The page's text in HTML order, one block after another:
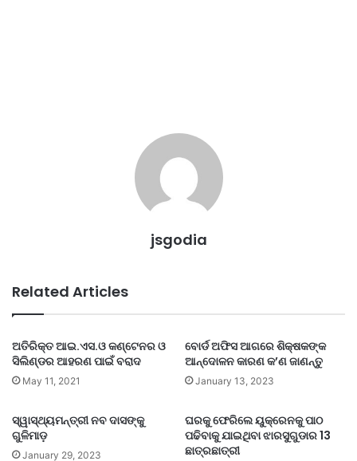
jsgodia
Related Articles
ଅତିରିକ୍ତ ଆଇ.ଏସ.ଓ କଣ୍ଟେନର ଓ
ସିଲିଣ୍ଡର ଆହରଣ ପାଇଁ ବରାଦ
May 11, 2021
ବୋର୍ଡ ଅଫିସ ଆଗରେ ଶିକ୍ଷକଙ୍କ
ଆନ୍ଦୋଳନ କାରଣ କ’ଣ ଜାଣନ୍ତୁ
January 13, 2023
ସ୍ୱାସ୍ଥ୍ୟମନ୍ତ୍ରୀ ନବ ଦାସଙ୍କୁ
ଗୁଳିମାଡ଼
January 29, 2023
ଘରକୁ ଫେରିଲେ ୟୁକ୍ରେନକୁ ପାଠ
ପଢିବାକୁ ଯାଇଥିବା ଝାରସୁଗୁଡାର 13
ଛାତ୍ରଛାତ୍ରୀ